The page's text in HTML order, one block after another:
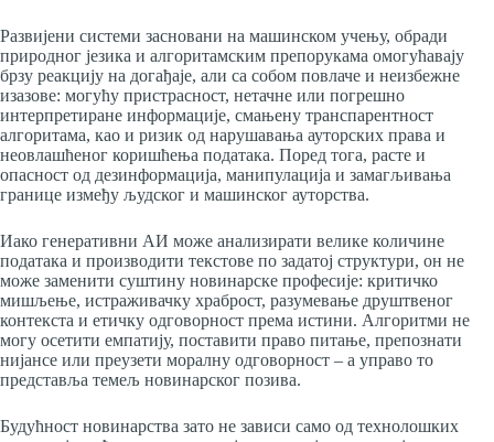
Развијени системи засновани на машинском учењу, обради
природног језика и алгоритамским препорукама омогућавају
брзу реакцију на догађаје, али са собом повлаче и неизбежне
изазове: могућу пристрасност, нетачне или погрешно
интерпретиране информације, смањену транспарентност
алгоритама, као и ризик од нарушавања ауторских права и
неовлашћеног коришћења података. Поред тога, расте и
опасност од дезинформација, манипулација и замагљивања
границе између људског и машинског ауторства.
Иако генеративни АИ може анализирати велике количине
података и производити текстове по задатој структури, он не
може заменити суштину новинарске професије: критичко
мишљење, истраживачку храброст, разумевање друштвеног
контекста и етичку одговорност према истини. Алгоритми не
могу осетити емпатију, поставити право питање, препознати
нијансе или преузети моралну одговорност – а управо то
представља темељ новинарског позива.
Будућност новинарства зато не зависи само од технолошких